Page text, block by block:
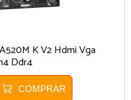
K V2 Hdmi Vga
Ddr4
COMPRAR